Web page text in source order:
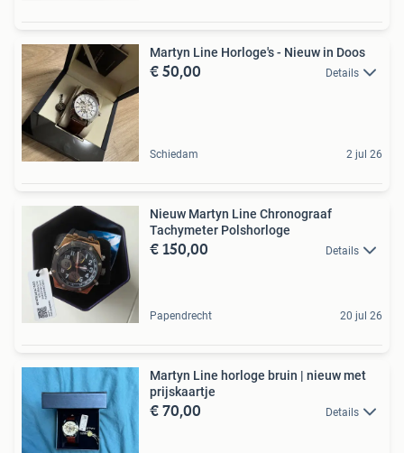
Martyn Line Horloge's - Nieuw in Doos
€ 50,00 Details
Schiedam 2 jul 26
Nieuw Martyn Line Chronograaf
Tachymeter Polshorloge
€ 150,00 Details
Papendrecht 20 jul 26
Martyn Line horloge bruin | nieuw met
prijskaartje
€ 70,00 Details